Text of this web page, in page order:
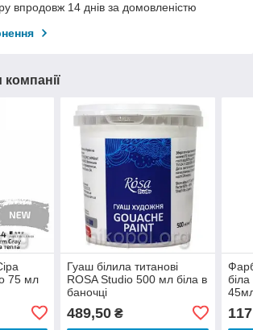
впродовж 14 днів за домовленістю
компанії
75 мл
Гуаш білила титанові
ROSA Studio 500 мл біла в
баночці
489,50₴